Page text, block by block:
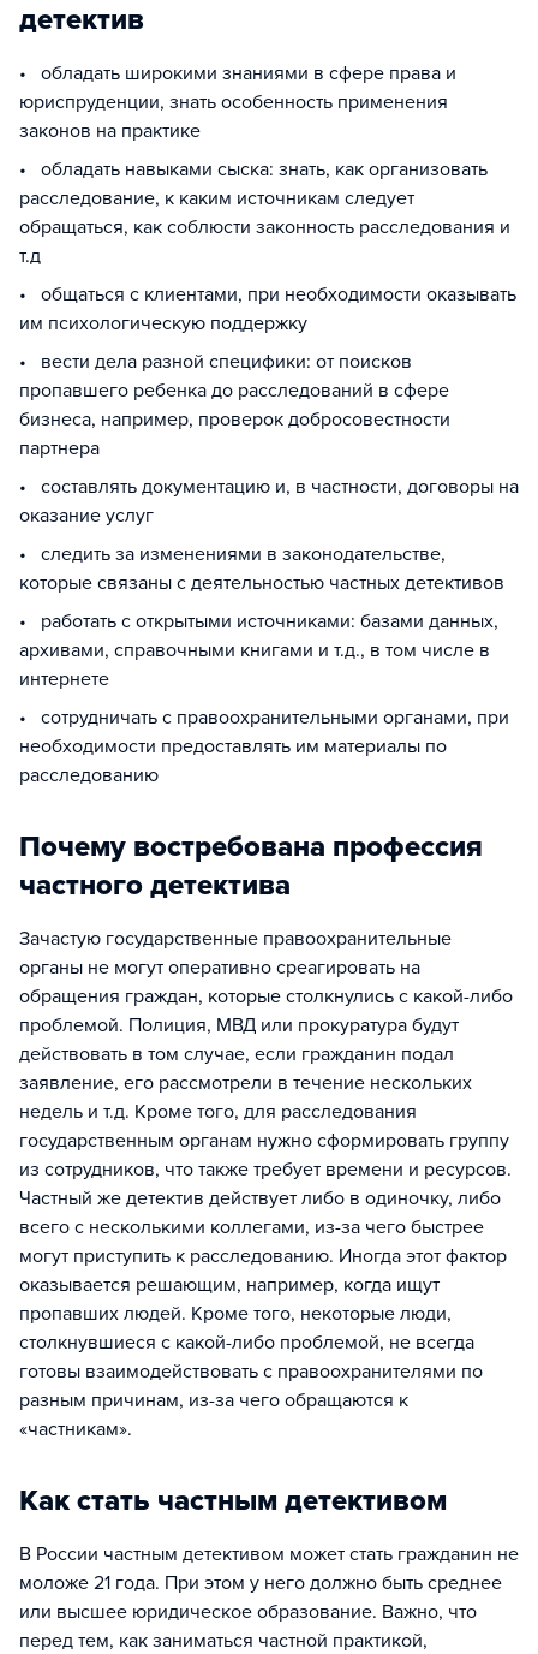
детектив
• обладать широкими знаниями в сфере права и
юриспруденции, знать особенность применения
законов на практике
• обладать навыками сыска: знать, как организовать
расследование, к каким источникам следует
обращаться, как соблюсти законность расследования и
т.д
• общаться с клиентами, при необходимости оказывать
им психологическую поддержку
• вести дела разной специфики: от поисков
пропавшего ребенка до расследований в сфере
бизнеса, например, проверок добросовестности
партнера
• составлять документацию и, в частности, договоры на
оказание услуг
• следить за изменениями в законодательстве,
которые связаны с деятельностью частных детективов
• работать с открытыми источниками: базами данных,
архивами, справочными книгами и т.д., в том числе в
интернете
• сотрудничать с правоохранительными органами, при
необходимости предоставлять им материалы по
расследованию
Почему востребована профессия
частного детектива
Зачастую государственные правоохранительные
органы не могут оперативно среагировать на
обращения граждан, которые столкнулись с какой-либо
проблемой. Полиция, МВД или прокуратура будут
действовать в том случае, если гражданин подал
заявление, его рассмотрели в течение нескольких
недель и т.д. Кроме того, для расследования
государственным органам нужно сформировать группу
из сотрудников, что также требует времени и ресурсов.
Частный же детектив действует либо в одиночку, либо
всего с несколькими коллегами, из-за чего быстрее
могут приступить к расследованию. Иногда этот фактор
оказывается решающим, например, когда ищут
пропавших людей. Кроме того, некоторые люди,
столкнувшиеся с какой-либо проблемой, не всегда
готовы взаимодействовать с правоохранителями по
разным причинам, из-за чего обращаются к
«частникам».
Как стать частным детективом
В России частным детективом может стать гражданин не
моложе 21 года. При этом у него должно быть среднее
или высшее юридическое образование. Важно, что
перед тем, как заниматься частной практикой,